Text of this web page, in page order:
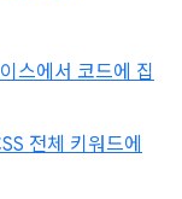
스에서 코드에 집
전체 키워드에